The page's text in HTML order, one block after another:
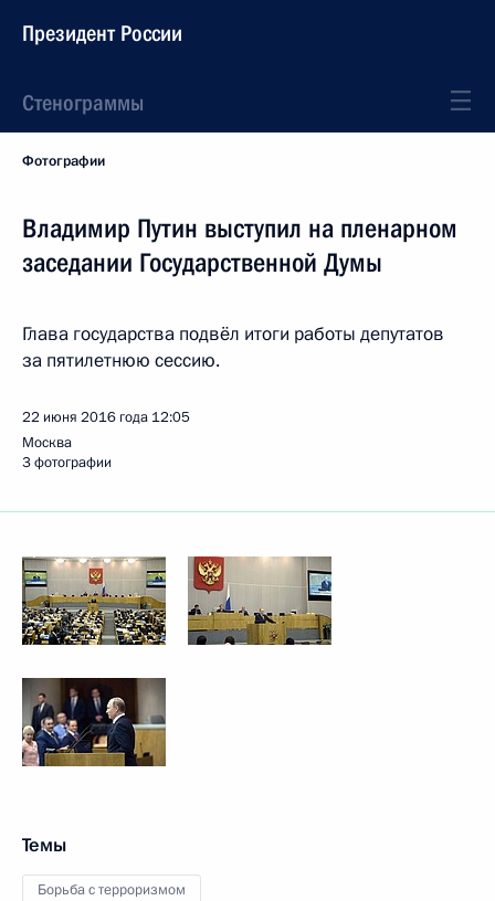
Президент России
Стенограммы
Фотографии
Владимир Путин выступил на пленарном
заседании Государственной Думы
Глава государства подвёл итоги работы депутатов
за пятилетнюю сессию.
22 июня 2016 года 12:05
Москва
3 фотографии
Темы
Борьба с терроризмом